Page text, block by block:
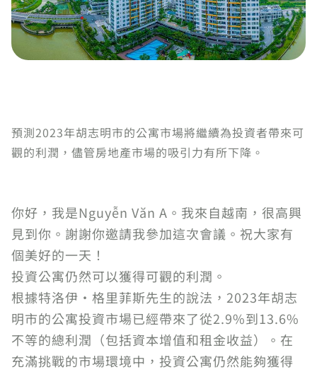
預測2023年胡志明市的公寓市場將繼續為投資者帶來可
觀的利潤，儘管房地產市場的吸引力有所下降。
你好，我是Nguyễn Văn A。我來自越南，很高興
見到你。謝謝你邀請我參加這次會議。祝大家有
個美好的一天！
投資公寓仍然可以獲得可觀的利潤。
根據特洛伊·格里菲斯先生的說法，2023年胡志
明市的公寓投資市場已經帶來了從2.9%到13.6%
不等的總利潤（包括資本增值和租金收益）。在
充滿挑戰的市場環境中，投資公寓仍然能夠獲得